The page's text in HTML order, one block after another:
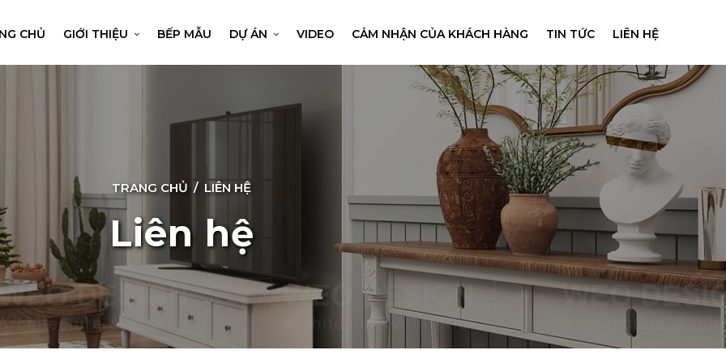
CHỦ GIỚI THIỆU BẾP MẪU DỰ ÁN VIDEO CẢM NHẬN CỦA KHÁCH HÀNG TIN TỨC LIÊN HỆ
TRANG CHỦ / LIÊN HỆ
Liên hệ